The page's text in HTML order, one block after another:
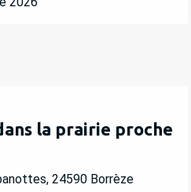
la prairie proche
24590 Borrèze